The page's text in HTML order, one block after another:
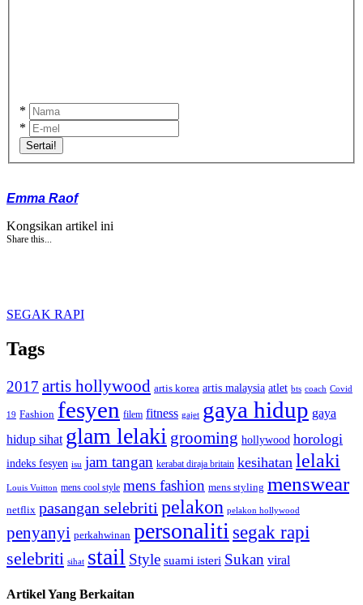
*
*
Sertai!
Emma Raof
Kongsikan artikel ini
Share this...
SEGAK RAPI
Tags
2017 artis hollywood artis korea artis malaysia atlet bts coach Covid
19 Fashion fesyen filem fitness gajet gaya hidup gaya
hidup sihat glam lelaki grooming hollywood horologi
indeks fesyen isu jam tangan kerabat diraja britain kesihatan lelaki
Louis Vuitton mens cool style mens fashion mens styling menswear
netflix pasangan selebriti pelakon pelakon hollywood
penyanyi perkahwinan personaliti segak rapi
selebriti sihat stail Style suami isteri Sukan viral
Artikel Yang Berkaitan